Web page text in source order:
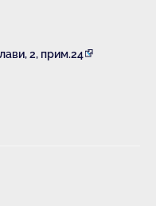
2, прим.24